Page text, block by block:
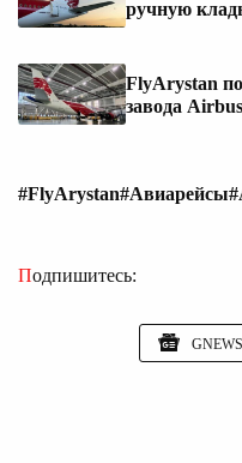
ручную
FlyArystan
завода
#FlyArystan#Авиарейсы
Подпишитесь:
GNEWS